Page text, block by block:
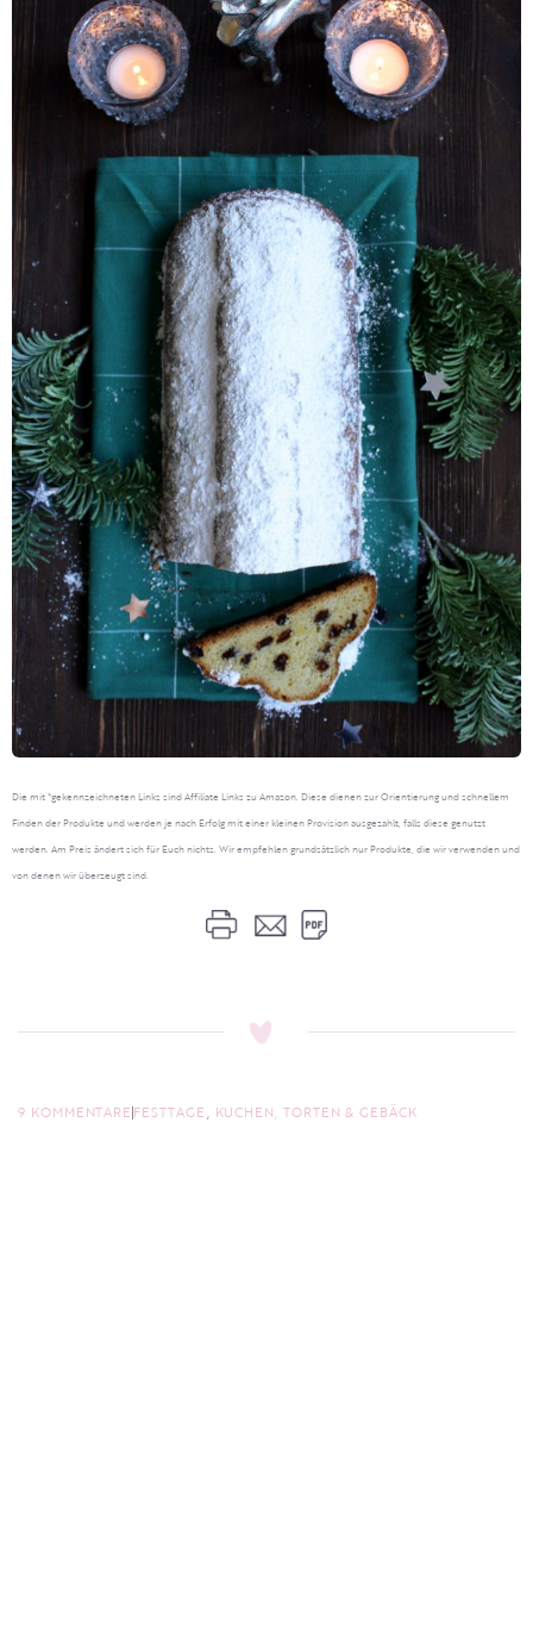
Die mit *gekennzeichneten Links sind Affiliate Links zu Amazon. Diese dienen zur Orientierung und schnellem
Finden der Produkte und werden je nach Erfolg mit einer kleinen Provision ausgezahlt, falls diese genutzt
werden. Am Preis ändert sich für Euch nichts. Wir empfehlen grundsätzlich nur Produkte, die wir verwenden und
von denen wir überzeugt sind.
9 KOMMENTAREFESTTAGE , KUCHEN, TORTEN & GEBÄCK